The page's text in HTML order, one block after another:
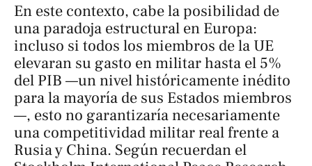
En este contexto, cabe la posibilidad de
una paradoja estructural en Europa:
incluso si todos los miembros de la UE
elevaran su gasto en militar hasta el 5%
del PIB —un nivel históricamente inédito
para la mayoría de sus Estados miembros
—, esto no garantizaría necesariamente
una competitividad militar real frente a
Rusia y China. Según recuerdan el